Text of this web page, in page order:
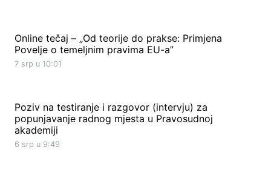
Online tečaj – „Od teorije do prakse: Primjena
Povelje o temeljnim pravima EU-a”
7 srp u 10:01
Poziv na testiranje i razgovor (intervju) za
popunjavanje radnog mjesta u Pravosudnoj
akademiji
6 srp u 9:49